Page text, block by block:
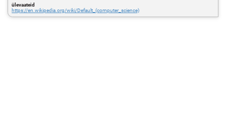
ülevaateid
https://en.wikipedia.org/wiki/Default_(computer_science)